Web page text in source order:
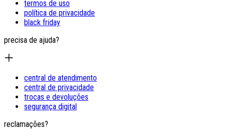
termos de uso
política de privacidade
black friday
precisa de ajuda?
central de atendimento
central de privacidade
trocas e devoluções
segurança digital
reclamações?